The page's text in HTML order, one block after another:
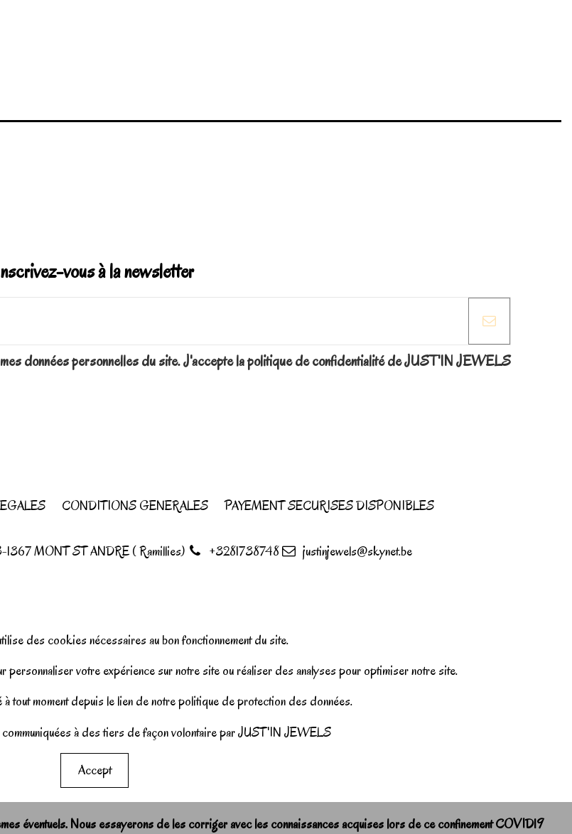
vous à la newsletter
données personnelles du site. J'accepte la politique de confidentialité de JUST'IN JEWELS
CONDITIONS GENERALES PAYEMENT SECURISES DISPONIBLES
1367 MONT ST ANDRE ( Ramillies) +3281738748 justinjewels@skynet.be
des cookies nécessaires au bon fonctionnement du site.
personnaliser votre expérience sur notre site ou réaliser des analyses pour optimiser notre site.
tout moment depuis le lien de notre politique de protection des données.
à des tiers de façon volontaire par JUST'IN JEWELS
Accept
éventuels. Nous essayerons de les corriger avec les connaissances acquises lors de ce confinement COVID19